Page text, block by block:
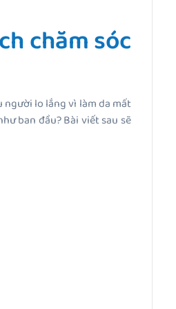
chăm sóc
lo lắng vì làm da mất
ban đầu? Bài viết sau sẽ